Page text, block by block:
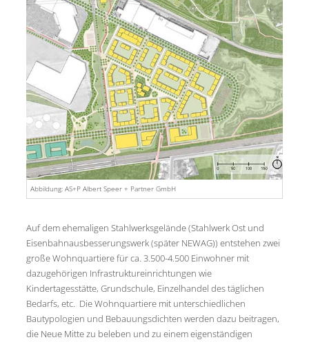
Abbildung: AS+P Albert Speer + Partner GmbH
Auf dem ehemaligen Stahlwerksgelände (Stahlwerk Ost und
Eisenbahnausbesserungswerk (später NEWAG)) entstehen zwei
große Wohnquartiere für ca. 3.500-4.500 Einwohner mit
dazugehörigen Infrastruktureinrichtungen wie
Kindertagesstätte, Grundschule, Einzelhandel des täglichen
Bedarfs, etc. Die Wohnquartiere mit unterschiedlichen
Bautypologien und Bebauungsdichten werden dazu beitragen,
die Neue Mitte zu beleben und zu einem eigenständigen